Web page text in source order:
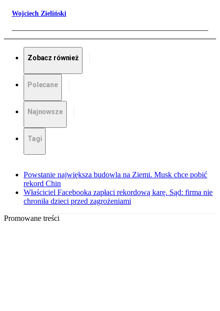
Wojciech Zieliński
Zobacz również
Polecane
Najnowsze
Tagi
Powstanie największa budowla na Ziemi. Musk chce pobić
rekord Chin
Właściciel Facebooka zapłaci rekordową karę. Sąd: firma nie
chroniła dzieci przed zagrożeniami
Promowane treści